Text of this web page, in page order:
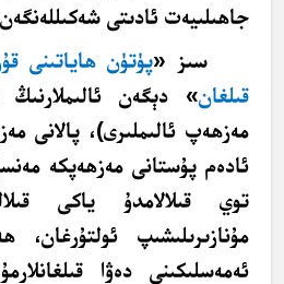
جاھىلىيەت ئادىتى
سىز «پۈتۈن ھاياتىنى
قىلغان» دېگەن
مەزھەپئالىملىرى)، پالانى
ئادەم پۇستانى مەزھەپكە
توي قىلالامدۇ ياكى
مۇنازىرىلىشىپ ئولتۇرغان،
ئەمەسلىكىنى دەۋا